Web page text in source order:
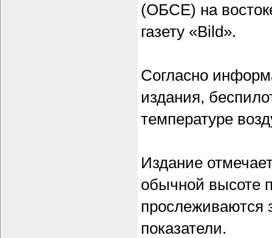
(ОБСЕ) на
газету «Bild».
Согласно
издания,
температуре
Издание
обычной высоте
прослеживаются
показатели.